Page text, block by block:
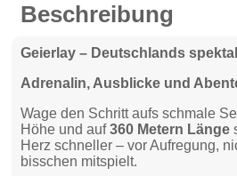
Beschreibung
Geierlay – Deutschlands
Adrenalin, Ausblicke und
Wage den Schritt aufs schmale
Höhe und auf360 Metern Länge
Herz schneller – vor Aufregung,
bisschen mitspielt.